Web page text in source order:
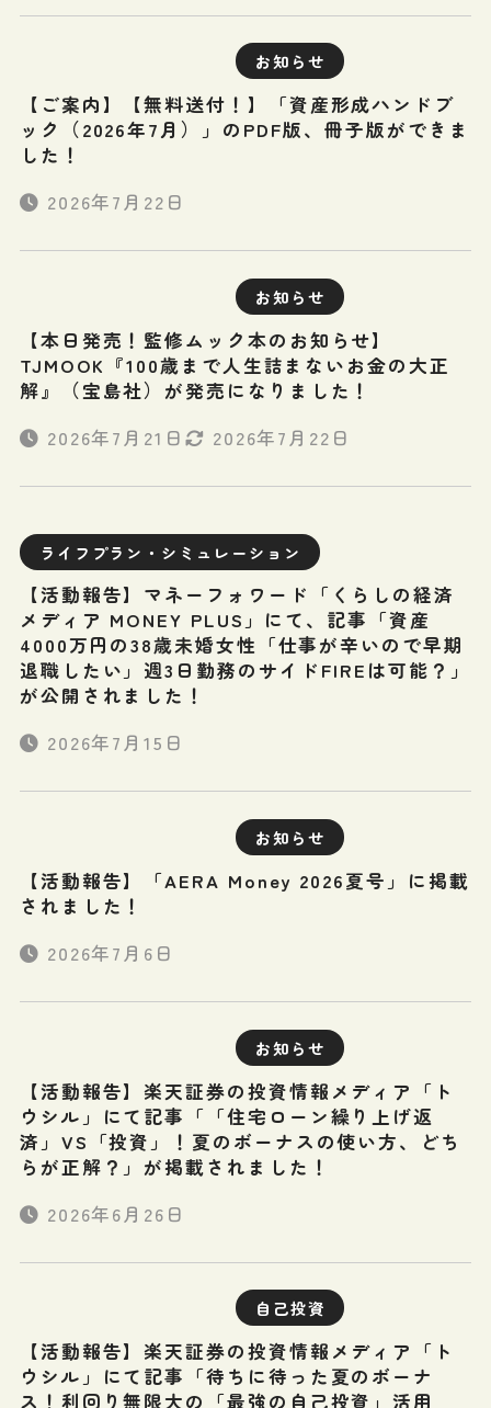
お知らせ
【ご案内】【無料送付！】「資産形成ハンドブ
ック（2026年7月）」のPDF版、冊子版ができま
した！
2026年7月22日
お知らせ
【本日発売！監修ムック本のお知らせ】
TJMOOK『100歳まで人生詰まないお金の大正
解』（宝島社）が発売になりました！
2026年7月21日
2026年7月22日
ライフプラン・シミュレーション
【活動報告】マネーフォワード「くらしの経済
メディア MONEY PLUS」にて、記事「資産
4000万円の38歳未婚女性「仕事が辛いので早期
退職したい」週3日勤務のサイドFIREは可能？」
が公開されました！
2026年7月15日
お知らせ
【活動報告】「AERA Money 2026夏号」に掲載
されました！
2026年7月6日
お知らせ
【活動報告】楽天証券の投資情報メディア「ト
ウシル」にて記事「「住宅ローン繰り上げ返
済」VS「投資」！夏のボーナスの使い方、どち
らが正解？」が掲載されました！
2026年6月26日
自己投資
【活動報告】楽天証券の投資情報メディア「ト
ウシル」にて記事「待ちに待った夏のボーナ
ス！利回り無限大の「最強の自己投資」活用